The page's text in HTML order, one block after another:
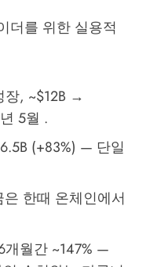
더를 위한 실용적
장, ~$12B →
5월 .
(+83%) — 단일
한때 온체인에서
개월간 ~147% —